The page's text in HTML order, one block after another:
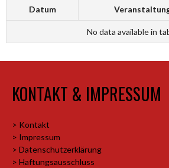
Datum
No data available in
KONTAKT & IMPRESSUM
> Kontakt
> Impressum
> Datenschutzerklärung
> Haftungsausschluss